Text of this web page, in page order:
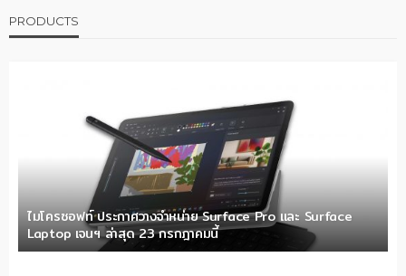
PRODUCTS
ไมโครซอฟท์ ประกาศวางจำหน่าย Surface Pro และ Surface
Laptop เจนฯ ล่าสุด 23 กรกฎาคมนี้